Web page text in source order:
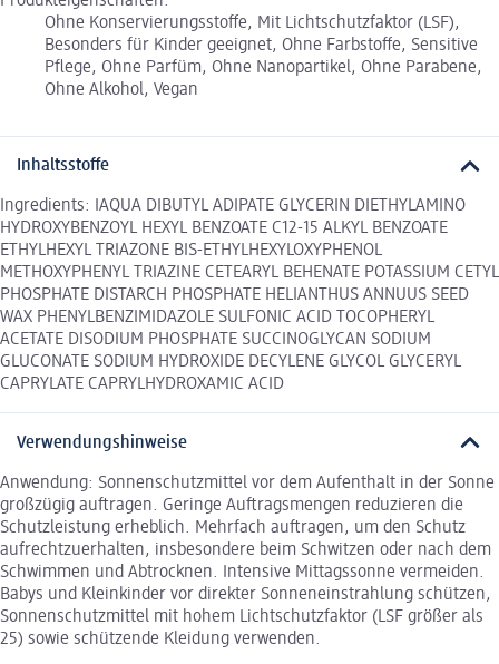
Ohne Konservierungsstoffe, Mit Lichtschutzfaktor (LSF),
Besonders für Kinder geeignet, Ohne Farbstoffe, Sensitive
Pflege, Ohne Parfüm, Ohne Nanopartikel, Ohne Parabene,
Ohne Alkohol, Vegan
Inhaltsstoffe
Ingredients: IAQUA DIBUTYL ADIPATE GLYCERIN DIETHYLAMINO
HYDROXYBENZOYL HEXYL BENZOATE C12-15 ALKYL BENZOATE
ETHYLHEXYL TRIAZONE BIS-ETHYLHEXYLOXYPHENOL
METHOXYPHENYL TRIAZINE CETEARYL BEHENATE POTASSIUM CETYL
PHOSPHATE DISTARCH PHOSPHATE HELIANTHUS ANNUUS SEED
WAX PHENYLBENZIMIDAZOLE SULFONIC ACID TOCOPHERYL
ACETATE DISODIUM PHOSPHATE SUCCINOGLYCAN SODIUM
GLUCONATE SODIUM HYDROXIDE DECYLENE GLYCOL GLYCERYL
CAPRYLATE CAPRYLHYDROXAMIC ACID
Verwendungshinweise
Anwendung: Sonnenschutzmittel vor dem Aufenthalt in der Sonne
großzügig auftragen. Geringe Auftragsmengen reduzieren die
Schutzleistung erheblich. Mehrfach auftragen, um den Schutz
aufrechtzuerhalten, insbesondere beim Schwitzen oder nach dem
Schwimmen und Abtrocknen. Intensive Mittagssonne vermeiden.
Babys und Kleinkinder vor direkter Sonneneinstrahlung schützen,
Sonnenschutzmittel mit hohem Lichtschutzfaktor (LSF größer als
25) sowie schützende Kleidung verwenden.